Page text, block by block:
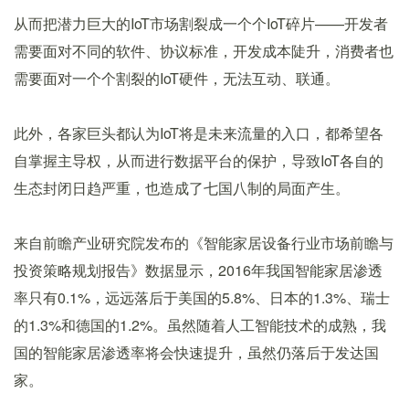
从而把潜力巨大的IoT市场割裂成一个个IoT碎片——开发者
需要面对不同的软件、协议标准，开发成本陡升，消费者也
需要面对一个个割裂的IoT硬件，无法互动、联通。
此外，各家巨头都认为IoT将是未来流量的入口，都希望各
自掌握主导权，从而进行数据平台的保护，导致IoT各自的
生态封闭日趋严重，也造成了七国八制的局面产生。
来自前瞻产业研究院发布的《智能家居设备行业市场前瞻与
投资策略规划报告》数据显示，2016年我国智能家居渗透
率只有0.1%，远远落后于美国的5.8%、日本的1.3%、瑞士
的1.3%和德国的1.2%。虽然随着人工智能技术的成熟，我
国的智能家居渗透率将会快速提升，虽然仍落后于发达国
家。